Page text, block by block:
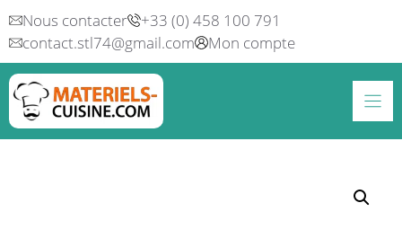
Aller
au
contenu
Nous contacter
+33 (0) 458 100 791
contact.stl74@gmail.com
Mon compte